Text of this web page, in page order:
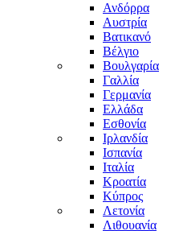
Ανδόρρα
Αυστρία
Βατικανό
Βέλγιο
Βουλγαρία
Γαλλία
Γερμανία
Ελλάδα
Εσθονία
Ιρλανδία
Ισπανία
Ιταλία
Κροατία
Κύπρος
Λετονία
Λιθουανία